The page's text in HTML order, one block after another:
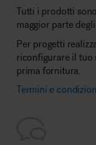
Tutti i prodotti
maggior parte
Per progetti
riconfigurare il tuo
prima fornitura.
Termini e